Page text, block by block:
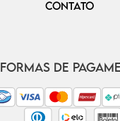
CONTATO
FORMAS DE